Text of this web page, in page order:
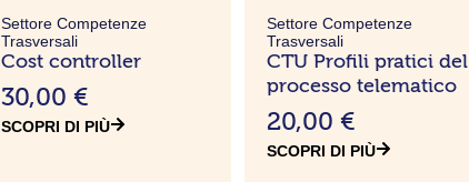
Settore Competenze
Trasversali
Cost controller
30,00 €
SCOPRI DI PIÙ
Settore Competenze
Trasversali
CTU Profili pratici del
processo telematico
20,00 €
SCOPRI DI PIÙ